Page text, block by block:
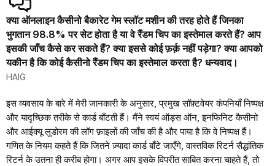
क्या ऑनलाइन कैसीनो बैकारेट गेम स्लॉट मशीन की तरह होते हैं जिनका
भुगतान 98.8% पर सेट होता है या वे रैंडम चिप का इस्तेमाल करते हैं? आप
इसकी जाँच कैसे कर सकते हैं? क्या इससे कोई फ़र्क़ नहीं पड़ेगा? क्या आपको
यकीन है कि कोई कैसीनो रैंडम चिप का इस्तेमाल करता है? धन्यवाद।
HAIG
इस व्यवसाय के बारे में मेरी जानकारी के अनुसार, प्रमुख सॉफ़्टवेयर कंपनियाँ निष्पक्ष
और यादृच्छिक तरीके से कार्ड बाँटती हैं। मैंने स्वयं ऑड्स ऑन, इनफिनिट कैसीनो
और आईक्यू लुडोरम की लॉग फ़ाइलों की जाँच की है और पाया है कि वे निष्पक्ष हैं।
गणित के नियम कहते हैं कि जितने ज़्यादा कार्ड बाँटे जाएँगे, वास्तविक रिटर्न सैद्धांतिक
रिटर्न के उतना ही करीब होगा। अगर आप इसके विपरीत साबित करना चाहते हैं, तो